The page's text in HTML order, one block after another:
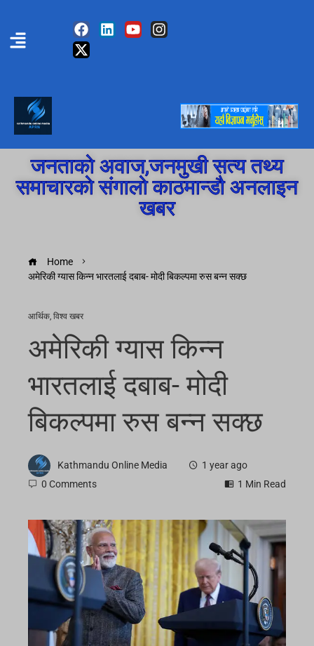
जनताको अवाज,जनमुखी सत्य तथ्य
समाचारको संगालो काठमान्डौ अनलाइन
खबर
Home
अमेरिकी ग्यास किन्न भारतलाई दबाब- मोदी बिकल्पमा रुस बन्न सक्छ
आर्थिक, विश्व खबर
अमेरिकी ग्यास किन्न
भारतलाई दबाब- मोदी
बिकल्पमा रुस बन्न सक्छ
Kathmandu Online Media
1 year ago
0 Comments
1 Min Read